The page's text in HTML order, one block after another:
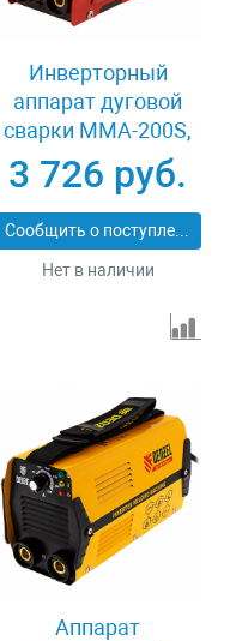
Инверторный
аппарат дуговой
сварки MMA-200S,
200 А, ПВ60% MTX
94391
3 726 руб.
Сообщить о поступлении
Нет в наличии
Аппарат